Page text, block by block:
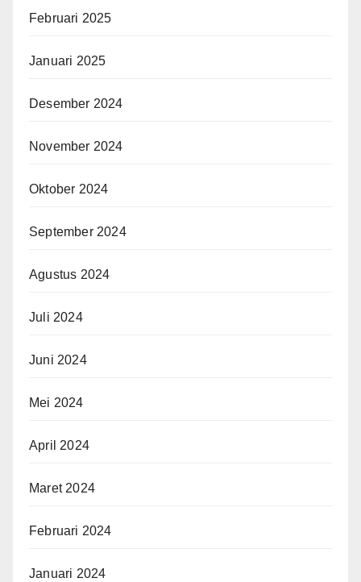
Februari 2025
Januari 2025
Desember 2024
November 2024
Oktober 2024
September 2024
Agustus 2024
Juli 2024
Juni 2024
Mei 2024
April 2024
Maret 2024
Februari 2024
Januari 2024